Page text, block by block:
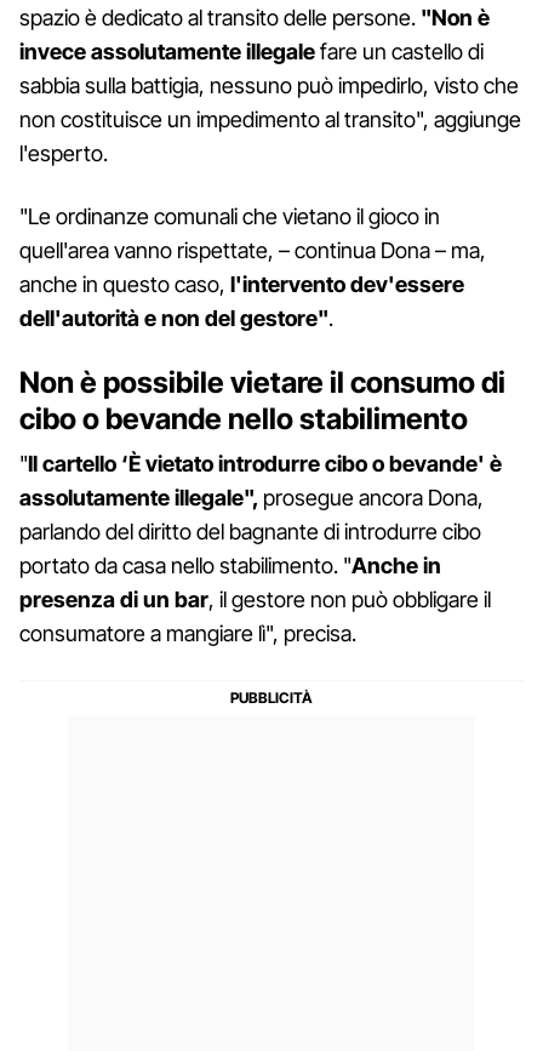
spazio è dedicato al transito delle persone. "Non è
invece assolutamente illegalefare un castello di
sabbia sulla battigia, nessuno può impedirlo, visto che
non costituisce un impedimento al transito", aggiunge
l'esperto.
"Le ordinanze comunali che vietano il gioco in
quell'area vanno rispettate, – continua Dona – ma,
anche in questo caso, l'intervento dev'essere
dell'autorità e non del gestore".
Non è possibile vietare il consumo di
cibo o bevande nello stabilimento
"Il cartello ‘È vietato introdurre cibo o bevande' è
assolutamente illegale", prosegue ancora Dona,
parlando del diritto del bagnante di introdurre cibo
portato da casa nello stabilimento. "Anche in
presenza di un bar, il gestore non può obbligare il
consumatore a mangiare lì", precisa.